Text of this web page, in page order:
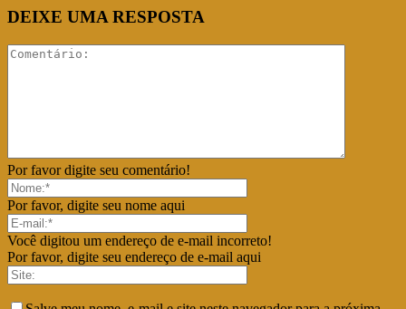
DEIXE UMA RESPOSTA
Por favor digite seu comentário!
Por favor, digite seu nome aqui
Você digitou um endereço de e-mail incorreto!
Por favor, digite seu endereço de e-mail aqui